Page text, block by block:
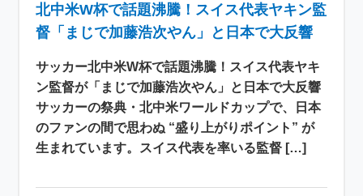
北中米W杯で話題沸騰！スイス代表ヤキン監
督「まじで加藤浩次やん」と日本で大反響
サッカー北中米W杯で話題沸騰！スイス代表ヤキ
ン監督が「まじで加藤浩次やん」と日本で大反響
サッカーの祭典・北中米ワールドカップで、日本
のファンの間で思わぬ “盛り上がりポイント” が
生まれています。スイス代表を率いる監督 […]